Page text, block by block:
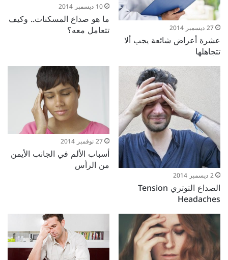
27 ديسمبر 2014
عشرة أعراض شائعة يجب ألا
تتجاهلها
10 ديسمبر 2014
ما هو صداع المسكنات.. وكيف
تتعامل معه؟
2 ديسمبر 2014
الصداع التوتري Tension
Headaches
27 نوفمبر 2014
أسباب الألم في الجانب الأيمن
من الرأس